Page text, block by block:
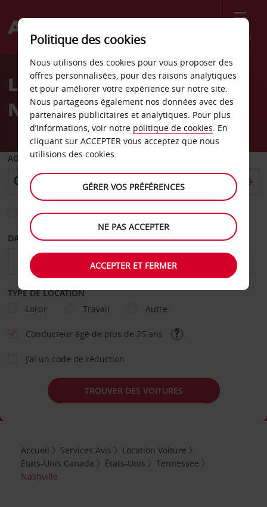
Menu
Welcome
AvisLocation de voiture
Nashville
AGENCE DE DÉPART
Sélectionnez une autre agence de retour
DATE DE DÉPART DATE DE RETOUR
TYPE DE LOCATION
Loisir
Travail Autre
Conducteur âgé de plus de 25 ans
J’ai un code de réduction
TROUVER DES VOITURES
Accueil Services Avis
Location Voiture
États-Unis Canada
États-Unis
Tennessee
Nashville
Politique des cookies
Nous utilisons des cookies pour vous proposer des
offres personnalisées, pour des raisons analytiques
et pour améliorer votre expérience sur notre site.
Nous partageons également nos données avec des
partenaires publicitaires et analytiques. Pour plus
d’informations, voir notre politique de cookies. En
cliquant sur ACCEPTER vous acceptez que nous
utilisions des cookies.
GÉRER VOS PRÉFÉRENCES
NE PAS ACCEPTER
ACCEPTER ET FERMER